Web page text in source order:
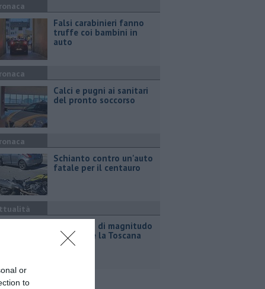
or
to
Falsi carabinieri fanno
truffe coi bambini in
auto
Calci e pugni ai sanitari
del pronto soccorso
Schianto contro un'auto
fatale per il centauro
Terremoto di magnitudo
4.3 scuote la Toscana